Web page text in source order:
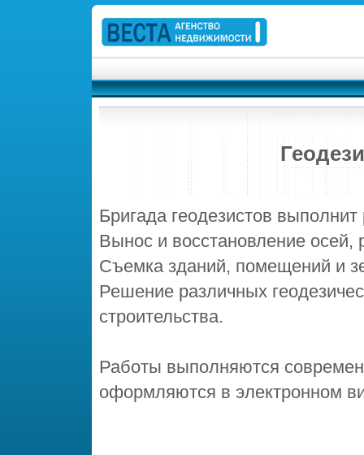
Бригада геодезистов
Вынос и восстановление осей,
Съемка зданий, помещений и
Решение различных
строительства.
Работы выполняются
оформляются в электронном